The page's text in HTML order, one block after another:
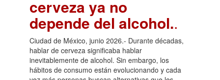
cerveza ya no
depende del alcohol..
Ciudad de México, junio 2026.- Durante décadas,
hablar de cerveza significaba hablar
inevitablemente de alcohol. Sin embargo, los
hábitos de consumo están evolucionando y cada